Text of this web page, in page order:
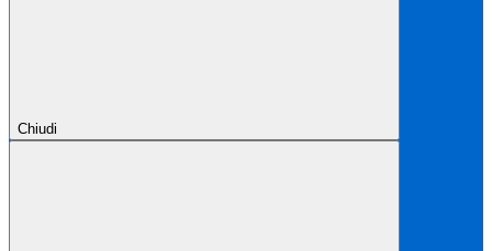
Chiudi